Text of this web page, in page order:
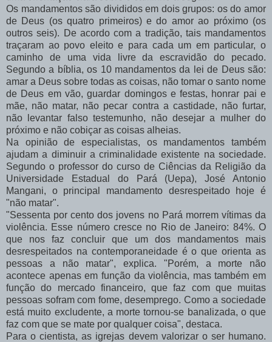
Os mandamentos são divididos em dois grupos: os do amor
de Deus (os quatro primeiros) e do amor ao próximo (os
outros seis). De acordo com a tradição, tais mandamentos
traçaram ao povo eleito e para cada um em particular, o
caminho de uma vida livre da escravidão do pecado.
Segundo a bíblia, os 10 mandamentos da lei de Deus são:
amar a Deus sobre todas as coisas, não tomar o santo nome
de Deus em vão, guardar domingos e festas, honrar pai e
mãe, não matar, não pecar contra a castidade, não furtar,
não levantar falso testemunho, não desejar a mulher do
próximo e não cobiçar as coisas alheias.
Na opinião de especialistas, os mandamentos também
ajudam a diminuir a criminalidade existente na sociedade.
Segundo o professor do curso de Ciências da Religião da
Universidade Estadual do Pará (Uepa), José Antonio
Mangani, o principal mandamento desrespeitado hoje é
"não matar".
"Sessenta por cento dos jovens no Pará morrem vítimas da
violência. Esse número cresce no Rio de Janeiro: 84%. O
que nos faz concluir que um dos mandamentos mais
desrespeitados na contemporaneidade é o que orienta as
pessoas a não matar", explica. "Porém, a morte não
acontece apenas em função da violência, mas também em
função do mercado financeiro, que faz com que muitas
pessoas sofram com fome, desemprego. Como a sociedade
está muito excludente, a morte tornou-se banalizada, o que
faz com que se mate por qualquer coisa", destaca.
Para o cientista, as igrejas devem valorizar o ser humano.